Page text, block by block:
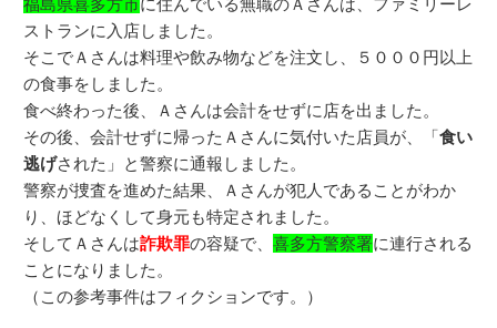
福島県喜多方市に住んでいる無職のＡさんは、ファミリーレ
ストランに入店しました。
そこでＡさんは料理や飲み物などを注文し、５０００円以上
の食事をしました。
食べ終わった後、Ａさんは会計をせずに店を出ました。
その後、会計せずに帰ったＡさんに気付いた店員が、「食い
逃げされた」と警察に通報しました。
警察が捜査を進めた結果、Ａさんが犯人であることがわか
り、ほどなくして身元も特定されました。
そしてＡさんは詐欺罪の容疑で、喜多方警察署に連行される
ことになりました。
（この参考事件はフィクションです。）